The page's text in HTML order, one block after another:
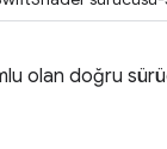
olan doğru